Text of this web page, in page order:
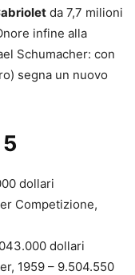
da 7,7 milioni
infine alla
Schumacher: con
segna un nuovo
dollari
Competizione,
dollari
1959 – 9.504.550